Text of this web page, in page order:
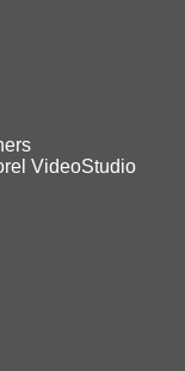
VideoStudio